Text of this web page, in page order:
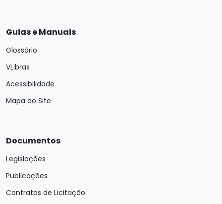
Guias e Manuais
Glossário
VLibras
Acessibilidade
Mapa do Site
Documentos
Legislações
Publicações
Contratos de Licitação